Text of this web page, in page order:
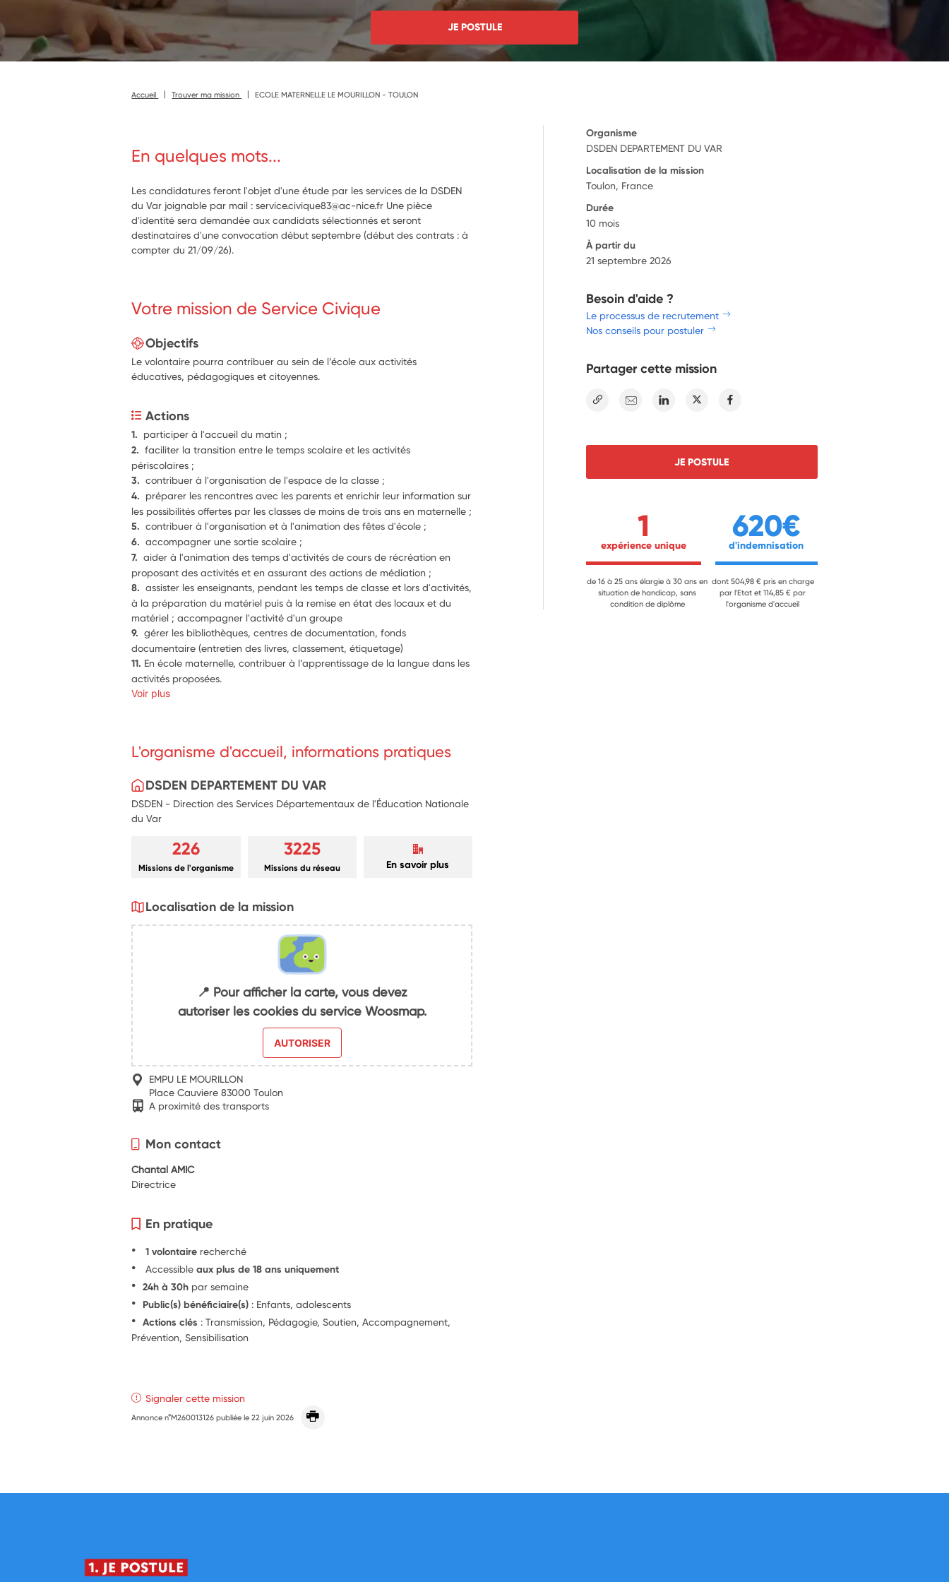
JE POSTULE
Accueil Trouver ma mission ECOLE MATERNELLE LE MOURILLON - TOULON
En quelques mots...
Les candidatures feront l'objet d'une étude par les services de la DSDEN
du Var joignable par mail : service.civique83@ac-nice.fr Une pièce
d'identité sera demandée aux candidats sélectionnés et seront
destinataires d'une convocation début septembre (début des contrats : à
compter du 21/09/26).
Votre mission de Service Civique
Objectifs
Le volontaire pourra contribuer au sein de l’école aux activités
éducatives, pédagogiques et citoyennes.
Actions
1. participer à l'accueil du matin ;
2. faciliter la transition entre le temps scolaire et les activités
périscolaires ;
3. contribuer à l'organisation de l'espace de la classe ;
4. préparer les rencontres avec les parents et enrichir leur information sur
les possibilités offertes par les classes de moins de trois ans en maternelle ;
5.
6. accompagner une sortie scolaire ;
7. aider à l'animation des temps d'activités de cours de récréation en
proposant des activités et en assurant des actions de médiation ;
8. assister les enseignants, pendant les temps de classe et lors d'activités,
à la préparation du matériel puis à la remise en état des locaux et du
9. gérer les bibliothèques, centres de documentation, fonds
11. En école maternelle, contribuer à l’apprentissage de la langue dans les
Voir plus
L'organisme d'accueil, informations pratiques
DSDEN DEPARTEMENT DU VAR
DSDEN - Direction des Services Départementaux de l'Éducation Nationale
du Var
226
Missions de l'organisme
3225
Missions du réseau En savoir plus
Localisation de la mission
📍 Pour afficher la carte, vous devez
autoriser les cookies du service Woosmap.
AUTORISER
EMPU LE MOURILLON
Place Cauviere 83000 Toulon
A proximité des transports
Mon contact
Chantal AMIC
Directrice
En pratique
1 volontaire recherché
Accessibleaux plus de 18 ans uniquement
24h à 30h par semaine
Public(s) bénéficiaire(s) : Enfants, adolescents
Actions clés : Transmission, Pédagogie, Soutien, Accompagnement,
Prévention, Sensibilisation
Signaler cette mission
Annonce n°M260013126 publiée le22 juin 2026
Organisme
DSDEN DEPARTEMENT DU VAR
Localisation de la mission
Toulon, France
Durée
10 mois
À partir du
21 septembre 2026
Besoin d'aide ?
Le processus de recrutement
Nos conseils pour postuler
Partager cette mission
E-mail Linkedin Twitter
JE POSTULE
1
expérience unique
de 16 à 25 ans élargie à 30 ans en
situation de handicap, sans
condition de diplôme
620€
d'indemnisation
dont 504,98 € pris en charge
par l'Etat et 114,85 € par
l'organisme d'accueil